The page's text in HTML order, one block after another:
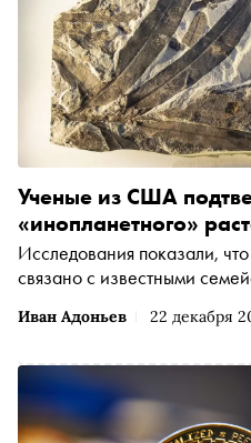
Иван Адоньев 22 декабря
Ученые из США
«инопланетного»
Исследования показали,
связано с известными